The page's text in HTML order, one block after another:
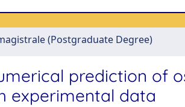
(Postgraduate Degree)
prediction of
experimental data